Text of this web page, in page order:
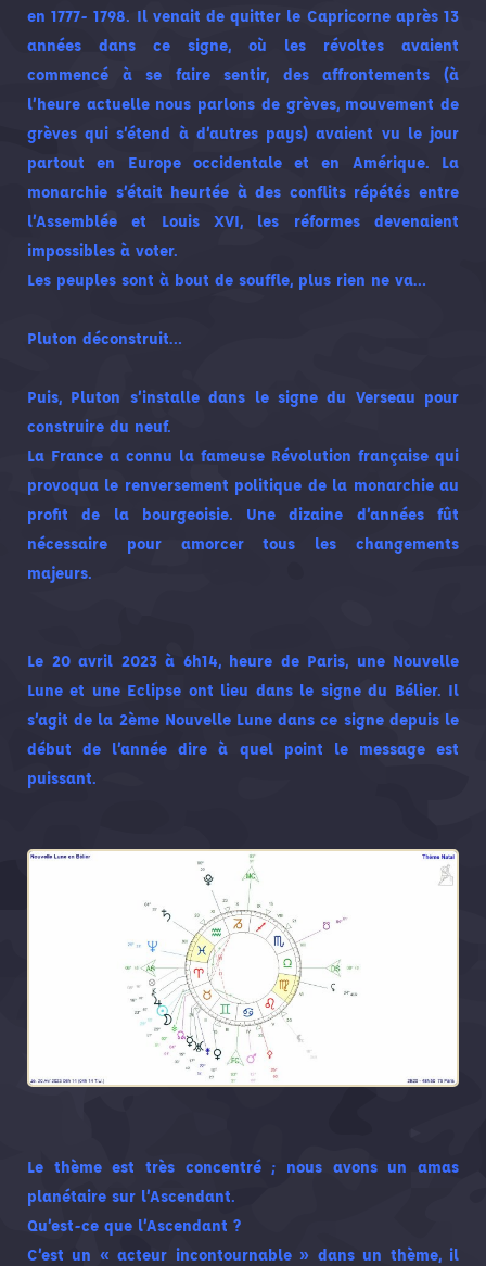
en 1777- 1798. Il venait de quitter le Capricorne après 13
années dans ce signe, où les révoltes avaient
commencé à se faire sentir, des affrontements (à
l’heure actuelle nous parlons de grèves, mouvement de
grèves qui s’étend à d’autres pays) avaient vu le jour
partout en Europe occidentale et en Amérique. La
monarchie s’était heurtée à des conflits répétés entre
l’Assemblée et Louis XVI, les réformes devenaient
impossibles à voter.
Les peuples sont à bout de souffle, plus rien ne va…
Pluton déconstruit…
Puis, Pluton s’installe dans le signe du Verseau pour
construire du neuf.
La France a connu la fameuse Révolution française qui
provoqua le renversement politique de la monarchie au
profit de la bourgeoisie. Une dizaine d’années fût
nécessaire pour amorcer tous les changements
majeurs.
Le 20 avril 2023 à 6h14, heure de Paris, une Nouvelle
Lune et une Eclipse ont lieu dans le signe du Bélier. Il
s’agit de la 2ème Nouvelle Lune dans ce signe depuis le
début de l’année dire à quel point le message est
puissant.
Le thème est très concentré ; nous avons un amas
planétaire sur l’Ascendant.
Qu’est-ce que l’Ascendant ?
C’est un « acteur incontournable » dans un thème, il